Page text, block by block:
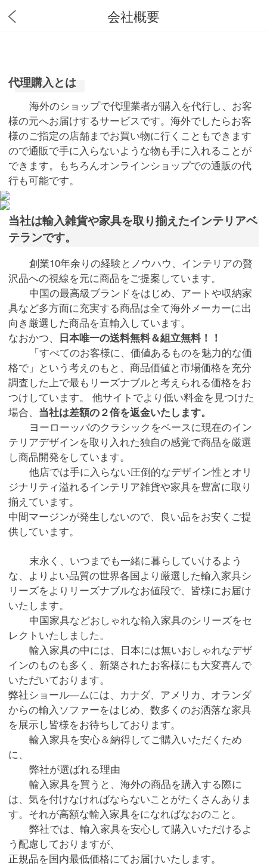
会社概要
代理購入とは
海外のショップで代理業者が購入を代行し、お客
様の元へお届けするサービスです。海外でしたらお客
様のご指定の店舗までお買い物に行くこともできます
ので通販で手に入らないような物も手に入れることが
できます。もちろんオンラインショップでの通販の代
行も可能です。
当社は輸入雑貨や家具を取り揃えたインテリアベ
テランです。
創業10年余りの経験とノウハウ、インテリアの贅
沢品への視線を元に商品をご提案しています。
中国の最高級ブランドをはじめ、アートや収納家
具など多方面に充実する商品は全て海外メーカーに出
向き厳選した商品を直輸入しています。
なおかつ、 日本唯一の送料無料＆組立無料！！
「すべてのお客様に、価値あるものを魅力的な価
格で」という考えのもと、商品価値と市場価格を充分
調査した上で最もリーズナブルと考えられる価格をお
つけしています。 他サイトでより低い料金を見つけた
場合、 当社は差額の２倍を返金いたします。
ヨーローッパのクラシックをベースに現在のイン
テリアデザインを取り入れた独自の感覚で商品を厳選
し商品開発をしています。
他店では手に入らない圧倒的なデザイン性とオリ
ジナリティ溢れるインテリア雑貨や家具を豊富に取り
揃えています。
中間マージンが発生しないので、良い品をお安くご提
供しています。
末永く、いつまでも一緒に暮らしていけるよう
な、よりよい品質の世界各国より厳選した輸入家具シ
リーズをよりリーズナブルなお値段で、皆様にお届け
いたします。
中国家具などおしゃれな輸入家具のシリーズをセ
レクトいたしました。
輸入家具の中には、日本には無いおしゃれなデザ
インのものも多く、新築されたお客様にも大変喜んで
いただいております。
弊社ショール―ムには、カナダ、アメリカ、オランダ
からの輸入ソファーをはじめ、数多くのお洒落な家具
を展示し皆様をお待ちしております。
輸入家具を安心＆納得してご購入いただくため
に、
弊社が選ばれる理由
輸入家具を買うと、海外の商品を購入する際に
は、気を付けなければならないことがたくさんありま
す。それが高額な輸入家具をになればなおのこと。
弊社では、輸入家具を安心して購入いただけるよ
う配慮しておりますが、
正規品を国内最低価格にてお届けいたします。